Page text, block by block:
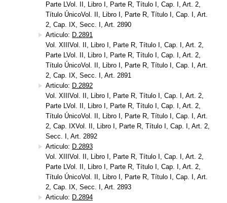
Parte LVol. II, Libro I, Parte R, Título I, Cap. I, Art. 2,
Título ÚnicoVol. II, Libro I, Parte R, Título I, Cap. I, Art.
2, Cap. IX, Secc. I, Art. 2890
Articulo: D.2891
Vol. XIIIVol. II, Libro I, Parte R, Título I, Cap. I, Art. 2,
Parte LVol. II, Libro I, Parte R, Título I, Cap. I, Art. 2,
Título ÚnicoVol. II, Libro I, Parte R, Título I, Cap. I, Art.
2, Cap. IX, Secc. I, Art. 2891
Articulo: D.2892
Vol. XIIIVol. II, Libro I, Parte R, Título I, Cap. I, Art. 2,
Parte LVol. II, Libro I, Parte R, Título I, Cap. I, Art. 2,
Título ÚnicoVol. II, Libro I, Parte R, Título I, Cap. I, Art.
2, Cap. IXVol. II, Libro I, Parte R, Título I, Cap. I, Art. 2,
Secc. I, Art. 2892
Articulo: D.2893
Vol. XIIIVol. II, Libro I, Parte R, Título I, Cap. I, Art. 2,
Parte LVol. II, Libro I, Parte R, Título I, Cap. I, Art. 2,
Título ÚnicoVol. II, Libro I, Parte R, Título I, Cap. I, Art.
2, Cap. IX, Secc. I, Art. 2893
Articulo: D.2894